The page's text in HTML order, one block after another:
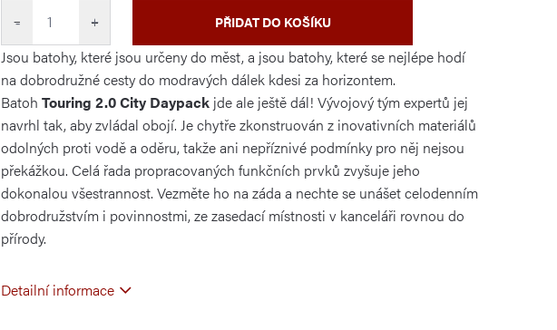
+
− PŘIDAT DO KOŠÍKU
Jsou batohy, které jsou určeny do měst, a jsou batohy, které se nejlépe hodí
na dobrodružné cesty do modravých dálek kdesi za horizontem.
Batoh Touring 2.0 City Daypack jde ale ještě dál! Vývojový tým expertů jej
navrhl tak, aby zvládal obojí. Je chytře zkonstruován z inovativních materiálů
odolných proti vodě a oděru, takže ani nepříznivé podmínky pro něj nejsou
překážkou. Celá řada propracovaných funkčních prvků zvyšuje jeho
dokonalou všestrannost. Vezměte ho na záda a nechte se unášet celodenním
dobrodružstvím i povinnostmi, ze zasedací místnosti v kanceláři rovnou do
přírody.
Detailní informace